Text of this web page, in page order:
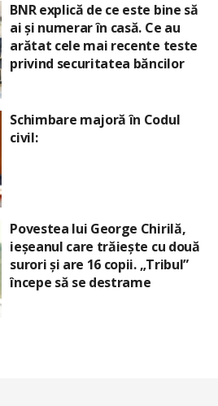
BNR explică de ce este bine să
ai și numerar în casă. Ce au
arătat cele mai recente teste
privind securitatea băncilor
Schimbare majoră în Codul
civil:
Povestea lui George Chirilă,
ieșeanul care trăiește cu două
surori și are 16 copii. „Tribul”
începe să se destrame